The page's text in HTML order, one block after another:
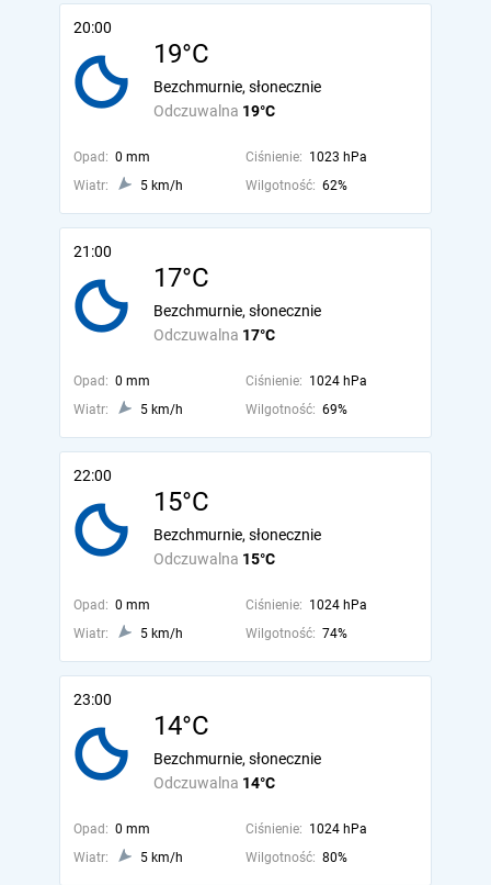
20:00
19°C
Odczuwalna 19°C
Bezchmurnie, słonecznie
Opad: 0 mm Ciśnienie: 1023 hPa
Wiatr:
5 km/h Wilgotność: 62%
21:00
17°C
Odczuwalna 17°C
Bezchmurnie, słonecznie
Opad: 0 mm Ciśnienie: 1024 hPa
Wiatr:
5 km/h Wilgotność: 69%
22:00
15°C
Odczuwalna 15°C
Bezchmurnie, słonecznie
Opad: 0 mm Ciśnienie: 1024 hPa
Wiatr:
5 km/h Wilgotność: 74%
23:00
14°C
Odczuwalna 14°C
Bezchmurnie, słonecznie
Opad: 0 mm Ciśnienie: 1024 hPa
Wiatr:
5 km/h Wilgotność: 80%